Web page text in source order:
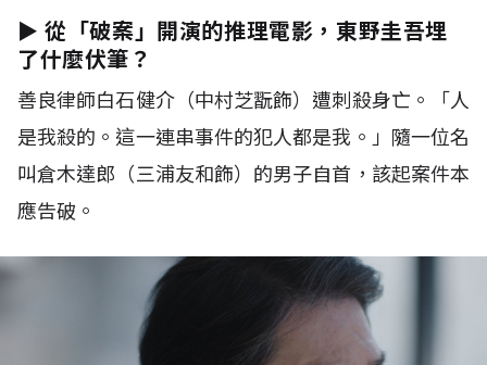
► 從「破案」開演的推理電影，東野圭吾埋
了什麼伏筆？
善良律師白石健介（中村芝翫飾）遭刺殺身亡。「人
是我殺的。這一連串事件的犯人都是我。」隨一位名
叫倉木達郎（三浦友和飾）的男子自首，該起案件本
應告破。